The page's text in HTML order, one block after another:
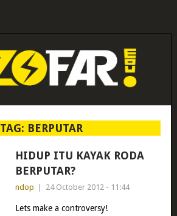
TAG: BERPUTAR
HIDUP ITU KAYAK RODA
BERPUTAR?
ndop 24 October 2012 - 11:44
Lets make a controversy!